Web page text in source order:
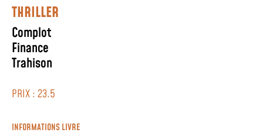
THRILLER
Complot
Finance
Trahison
PRIX : 23.5
INFORMATIONS LIVRE